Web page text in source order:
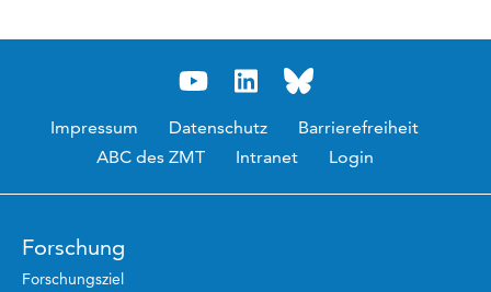
Impressum Datenschutz
Barrierefreiheit
ABC des ZMT
Intranet Login
Forschung
Forschungsziel